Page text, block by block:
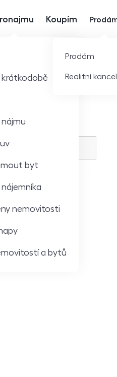
nabídka
krátkodobě
byt
nemovitosti
a bytů
Koupím
Prodám
Realitní